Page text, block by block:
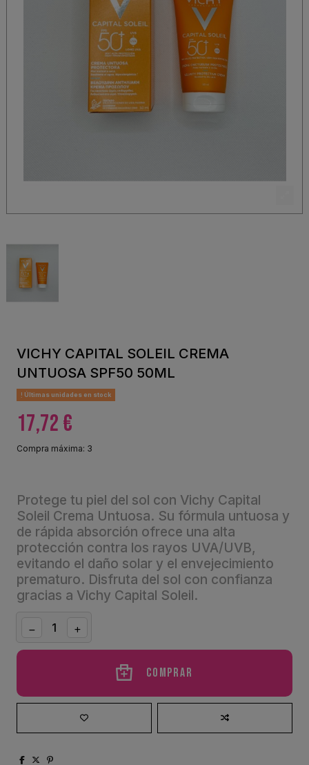
VICHY CAPITAL SOLEIL CREMA
UNTUOSA SPF50 50ML
Últimas unidades en stock
17,72 €
Compra máxima: 3
Protege tu piel del sol con Vichy Capital
Soleil Crema Untuosa. Su fórmula untuosa y
de rápida absorción ofrece una alta
protección contra los rayos UVA/UVB,
evitando el daño solar y el envejecimiento
prematuro. Disfruta del sol con confianza
gracias a Vichy Capital Soleil.
Comprar